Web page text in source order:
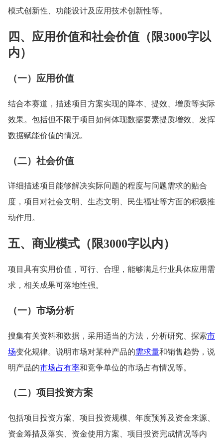
模式创新性、功能设计及应用技术创新性等。
四、应用价值和社会价值（限3000字以
内）
（一）应用价值
结合本赛道，描述项目方案实现的降本、提效、增质等实际
效果。包括但不限于项目如何体现数据要素提质增效、发挥
数据赋能价值的情况。
（二）社会价值
详细描述项目能够解决实际问题的程度与问题需求的贴合
度，项目对社会文明、生态文明、民生福祉等方面的积极推
动作用。
五、商业模式（限3000字以内）
项目具有实用价值，可行、合理，能够满足行业具体应用需
求，相关成果可落地性强。
（一）市场分析
搜集有关资料和数据，采用适当的方法，分析研究、探索市
场变化规律。说明市场对某种产品的需求量和销售趋势，说
明产品的市场占有率和竞争单位的市场占有情况等。
（二）项目投资方案
包括项目投资方案、项目投资规模、年度预算及资金来源、
资金筹措及落实、资金使用方案、项目投资完成情况等内